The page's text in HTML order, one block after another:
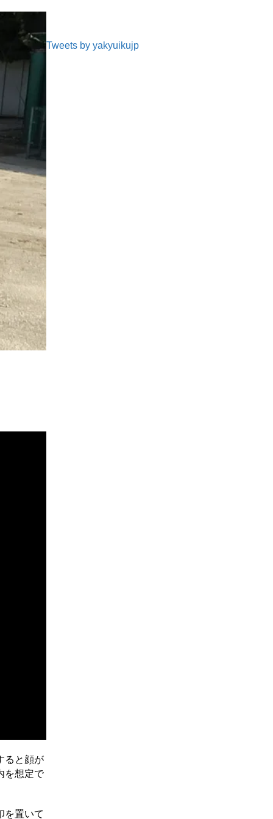
ると顔が
を想定で
を置いて
Tweets by yakyuikujp